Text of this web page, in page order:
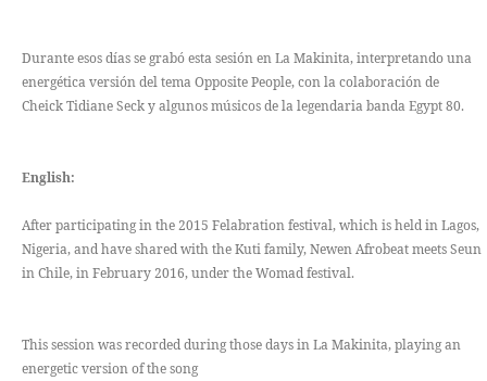
Durante esos días se grabó esta sesión en La Makinita, interpretando una
energética versión del tema Opposite People, con la colaboración de
Cheick Tidiane Seck y algunos músicos de la legendaria banda Egypt 80.
English:
After participating in the 2015 Felabration festival, which is held in Lagos,
Nigeria, and have shared with the Kuti family, Newen Afrobeat meets Seun
in Chile, in February 2016, under the Womad festival.
This session was recorded during those days in La Makinita, playing an
energetic version of the song